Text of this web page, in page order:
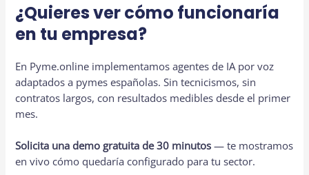
¿Quieres ver cómo funcionaría
en tu empresa?
En Pyme.online implementamos agentes de IA por voz
adaptados a pymes españolas. Sin tecnicismos, sin
contratos largos, con resultados medibles desde el primer
mes.
Solicita una demo gratuita de 30 minutos — te mostramos
en vivo cómo quedaría configurado para tu sector.